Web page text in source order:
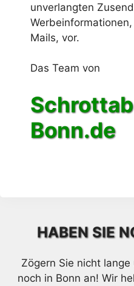
unverlangten
Mails, vor.
Das Team von
Bonn.de
HABEN SIE
Zögern Sie nicht
noch in Bonn an! Wir